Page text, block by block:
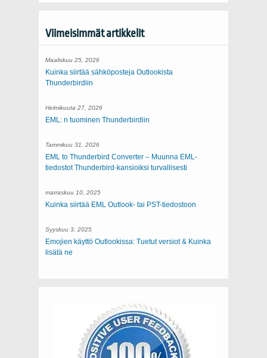
Viimeisimmät artikkelit
Maaliskuu 25, 2026
Kuinka siirtää sähköposteja Outlookista
Thunderbirdiin
Helmikuuta 27, 2026
EML: n tuominen Thunderbirdiin
Tammikuu 31, 2026
EML to Thunderbird Converter – Muunna EML-
tiedostot Thunderbird-kansioiksi turvallisesti
marraskuu 10, 2025
Kuinka siirtää EML Outlook- tai PST-tiedostoon
Syyskuu 3, 2025
Emojien käyttö Outlookissa: Tuetut versiot & Kuinka
lisätä ne